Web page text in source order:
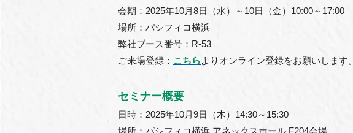
会期：2025年10月8日（水）～10日（金）10:00～17:00
場所：パシフィコ横浜
弊社ブース番号：R-53
ご来場登録： こちらよりオンライン登録をお願いします。
セミナー概要
日時：2025年10月9日（木）14:30～15:30
場所：パシフィコ横浜 アネックスホール F204会場